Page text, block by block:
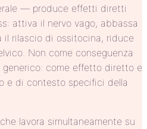
— produce effetti diretti
attiva il nervo vago, abbassa
il rilascio di ossitocina, riduce
Non come conseguenza
generico: come effetto diretto e
e di contesto specifici della
lavora simultaneamente su